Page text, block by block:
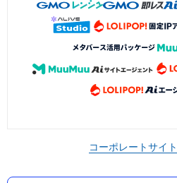
コーポレートサイト